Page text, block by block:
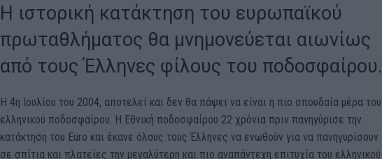
Η ιστορική κατάκτηση του ευρωπαϊκού
πρωταθλήματος θα μνημονεύεται αιωνίως
από τους Έλληνες φίλους του ποδοσφαίρου.
Η 4η Ιουλίου του 2004, αποτελεί και δεν θα πάψει να είναι η πιο σπουδαία μέρα του
ελληνικού ποδοσφαίρου. Η Εθνική ποδοσφαίρου 22 χρόνια πριν πανηγύρισε την
κατάκτηση του Euro και έκανε όλους τους Έλληνες να ενωθούν για να πανηγυρίσουν
σε σπίτια και πλατείες την μεγαλύτερη και πιο αναπάντεχη επιτυχία του ελληνικού